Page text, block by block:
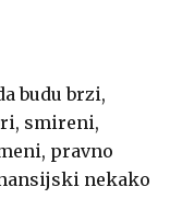
budu brzi,
smireni,
pravno
nekako